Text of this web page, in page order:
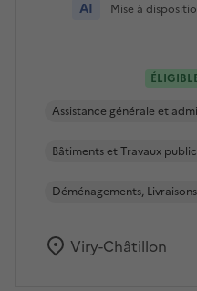
AI Mise à
Assistance générale et
Bâtiments et Travaux
Déménagements,
Viry-Châtillon